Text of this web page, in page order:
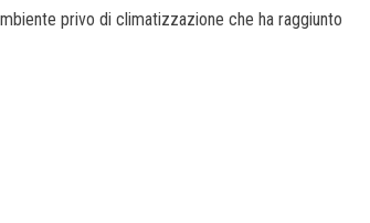
privo di climatizzazione che ha raggiunto